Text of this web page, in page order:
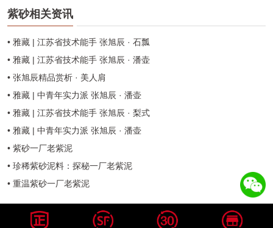
紫砂相关资讯
• 雅藏 | 江苏省技术能手 张旭辰 · 石瓢
• 雅藏 | 江苏省技术能手 张旭辰 · 潘壶
• 张旭辰精品赏析 · 美人肩
• 雅藏 | 中青年实力派 张旭辰 · 潘壶
• 雅藏 | 江苏省技术能手 张旭辰 · 梨式
• 雅藏 | 中青年实力派 张旭辰 · 潘壶
• 紫砂一厂老紫泥
• 珍稀紫砂泥料：探秘一厂老紫泥
• 重温紫砂一厂老紫泥